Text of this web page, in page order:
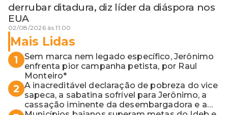
derrubar ditadura, diz líder da diáspora nos
EUA
02/08/2026 às 11:00
Mais Lidas
1
Sem marca nem legado específico, Jerônimo
enfrenta pior campanha petista, por Raul
Monteiro*
2 A inacreditável declaração de pobreza do vice
sapeca, a sabatina sofrível para Jerônimo, a
cassação iminente da desembargadora e a